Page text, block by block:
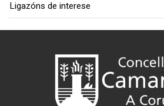
Ligazóns de interese